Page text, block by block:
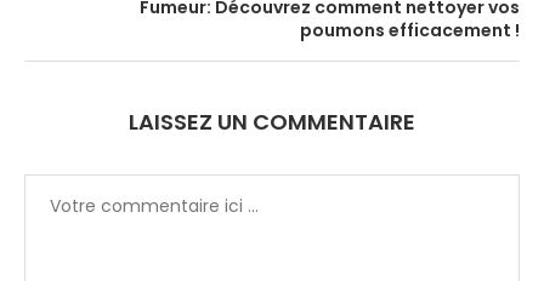
Fumeur: Découvrez comment nettoyer vos
poumons efficacement !
LAISSEZ UN COMMENTAIRE